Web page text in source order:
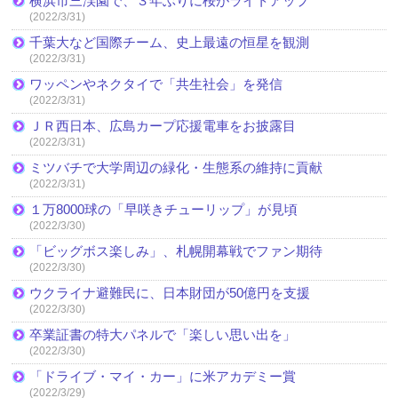
(2022/3/31)
千葉大など国際チーム、史上最遠の恒星を観測
(2022/3/31)
ワッペンやネクタイで「共生社会」を発信
(2022/3/31)
ＪＲ西日本、広島カープ応援電車をお披露目
(2022/3/31)
ミツバチで大学周辺の緑化・生態系の維持に貢献
(2022/3/31)
１万8000球の「早咲きチューリップ」が見頃
(2022/3/30)
「ビッグボス楽しみ」、札幌開幕戦でファン期待
(2022/3/30)
ウクライナ避難民に、日本財団が50億円を支援
(2022/3/30)
卒業証書の特大パネルで「楽しい思い出を」
(2022/3/30)
「ドライブ・マイ・カー」に米アカデミー賞
(2022/3/29)